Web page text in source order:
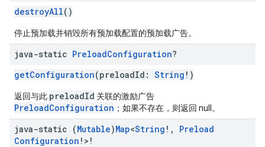
destroyAll()
停止预加载并销毁所有预加载配置的预加载广告。
java-static PreloadConfiguration?
getConfiguration(preloadId: String !)
返回与此 preloadId 关联的激励广告
PreloadConfiguration ；如果不存在，则返回 null。
java-static (Mutable)Map<String ! ,
Preload
Configuration !>!